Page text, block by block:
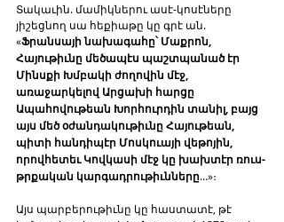
Տակաւին. մամիկներու ասէ-կոսէները
յիշեցնող սա հեքիաթը կը գրէ ան.
«Ֆրանսայի նախագահը՝ Մաքրոն,
Հայութիւնը մեծապէս պաշտպանած էր
Մինսքի Խմբակի ժողովին մէջ,
առաջարկելով Արցախի հարցը
Ապահովութեան Խորհուրդին տանիլ, բայց
այս մեծ օժանդակութիւնը Հայութեան,
պիտի հանդիպէր Մոսկուայի վեթոյին,
որովհետեւ Կովկասի մէջ կը խախտէր ռուս-
թրքական կարգադրութիւնները…»։
Այս պարբերութիւնը կը հաստատէ, թէ